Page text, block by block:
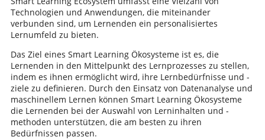
Technologien und Anwendungen, die miteinander
verbunden sind, um Lernenden ein personalisiertes
Lernumfeld zu bieten.
Das Ziel eines Smart Learning Ökosysteme ist es, die
Lernenden in den Mittelpunkt des Lernprozesses zu stellen,
indem es ihnen ermöglicht wird, ihre Lernbedürfnisse und -
ziele zu definieren. Durch den Einsatz von Datenanalyse und
maschinellem Lernen können Smart Learning Ökosysteme
die Lernenden bei der Auswahl von Lerninhalten und -
methoden unterstützen, die am besten zu ihren
Bedürfnissen passen.